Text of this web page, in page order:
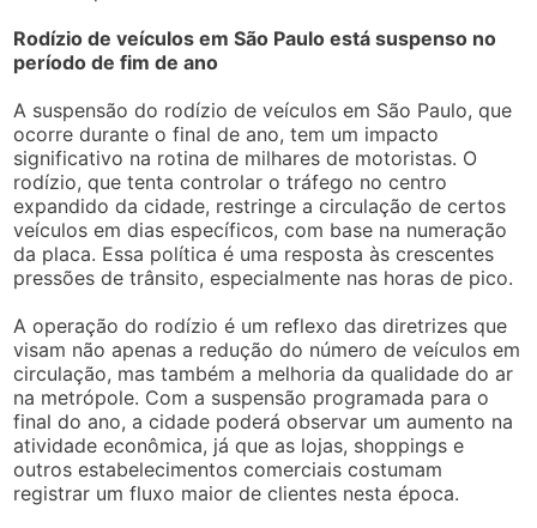
Rodízio de veículos em São Paulo está suspenso no
período de fim de ano
A suspensão do rodízio de veículos em São Paulo, que
ocorre durante o final de ano, tem um impacto
significativo na rotina de milhares de motoristas. O
rodízio, que tenta controlar o tráfego no centro
expandido da cidade, restringe a circulação de certos
veículos em dias específicos, com base na numeração
da placa. Essa política é uma resposta às crescentes
pressões de trânsito, especialmente nas horas de pico.
A operação do rodízio é um reflexo das diretrizes que
visam não apenas a redução do número de veículos em
circulação, mas também a melhoria da qualidade do ar
na metrópole. Com a suspensão programada para o
final do ano, a cidade poderá observar um aumento na
atividade econômica, já que as lojas, shoppings e
outros estabelecimentos comerciais costumam
registrar um fluxo maior de clientes nesta época.